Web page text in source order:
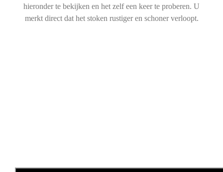
hieronder te bekijken en het zelf een keer te proberen. U
merkt direct dat het stoken rustiger en schoner verloopt.